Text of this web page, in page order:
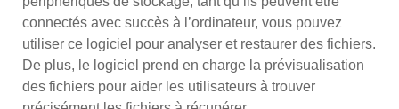
connectés avec succès à l’ordinateur, vous pouvez
utiliser ce logiciel pour analyser et restaurer des fichiers.
De plus, le logiciel prend en charge la prévisualisation
des fichiers pour aider les utilisateurs à trouver